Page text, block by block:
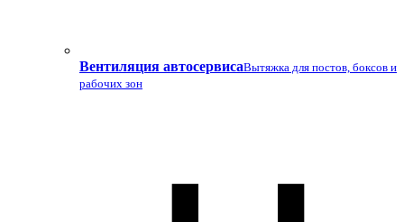
Вентиляция автосервисаВытяжка для постов, боксов и
рабочих зон